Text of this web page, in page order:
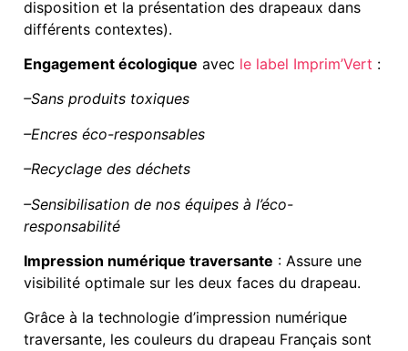
disposition et la présentation des drapeaux dans
différents contextes).
Engagement écologique avec le label Imprim’Vert :
–Sans produits toxiques
–Encres éco-responsables
–Recyclage des déchets
–Sensibilisation de nos équipes à l’éco-
responsabilité
Impression numérique traversante : Assure une
visibilité optimale sur les deux faces du drapeau.
Grâce à la technologie d’impression numérique
traversante, les couleurs du drapeau Français sont